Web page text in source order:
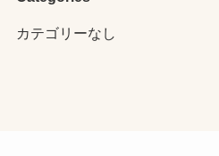
カテゴリーなし